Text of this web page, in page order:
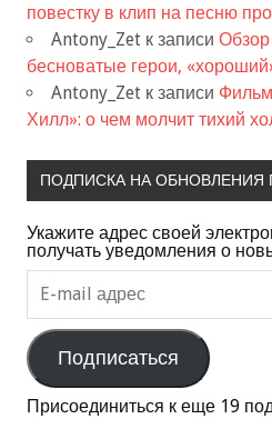
повестку в клип на песню
Antony_Zet к записи Обзор
бесноватые герои,
Antony_Zet к записи
Хилл»: о чем молчит тихий
ПОДПИСКА НА ОБНОВЛЕНИЯ
Укажите адрес своей
получать уведомления о
E-
mail
адрес
Подписаться
Присоединиться к еще 19